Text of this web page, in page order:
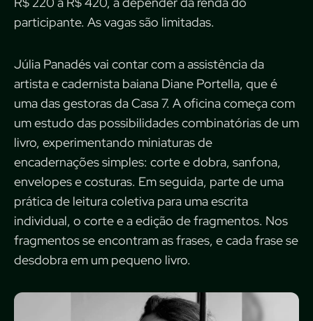
participante. As vagas são limitadas.
Júlia Panadés vai contar com a assistência da
artista e cadernista baiana Diane Portella, que é
uma das gestoras da Casa 7. A oficina começa com
um estudo das possibilidades combinatórias de um
livro, experimentando miniaturas de
encadernações simples: corte e dobra, sanfona,
envelopes e costuras. Em seguida, parte de uma
prática de leitura coletiva para uma escrita
individual, o corte e a edição de fragmentos. Nos
fragmentos se encontram as frases, e cada frase se
desdobra em um pequeno livro.